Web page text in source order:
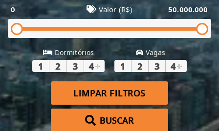
0 Valor (R$) 50.000.000
Dormitórios
1 2 3 4+
Vagas
1 2 3 4+
LIMPAR FILTROS
BUSCAR